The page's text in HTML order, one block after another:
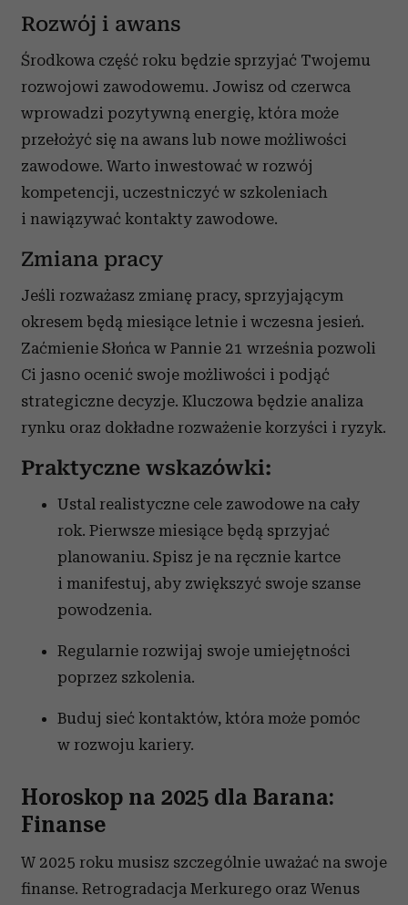
Rozwój i awans
Środkowa część roku będzie sprzyjać Twojemu
rozwojowi zawodowemu. Jowisz od czerwca
wprowadzi pozytywną energię, która może
przełożyć się na awans lub nowe możliwości
zawodowe. Warto inwestować w rozwój
kompetencji, uczestniczyć w szkoleniach
i nawiązywać kontakty zawodowe.
Zmiana pracy
Jeśli rozważasz zmianę pracy, sprzyjającym
okresem będą miesiące letnie i wczesna jesień.
Zaćmienie Słońca w Pannie 21 września pozwoli
Ci jasno ocenić swoje możliwości i podjąć
strategiczne decyzje. Kluczowa będzie analiza
rynku oraz dokładne rozważenie korzyści i ryzyk.
Praktyczne wskazówki:
Ustal realistyczne cele zawodowe na cały
rok. Pierwsze miesiące będą sprzyjać
planowaniu. Spisz je na ręcznie kartce
i manifestuj, aby zwiększyć swoje szanse
powodzenia.
Regularnie rozwijaj swoje umiejętności
poprzez szkolenia.
Buduj sieć kontaktów, która może pomóc
w rozwoju kariery.
Horoskop na 2025 dla Barana:
Finanse
W 2025 roku musisz szczególnie uważać na swoje
finanse. Retrogradacja Merkurego oraz Wenus